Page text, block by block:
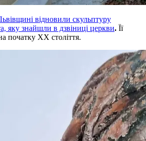
відновили скульптуру
яку знайшли в дзвіниці церкви. Її
початку XX століття.